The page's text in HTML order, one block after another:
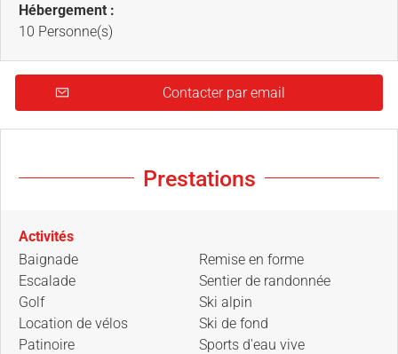
Hébergement :
10 Personne(s)
Contacter par email
Prestations
Activités
Baignade
Escalade
Golf
Location de vélos
Patinoire
Remise en forme
Sentier de randonnée
Ski alpin
Ski de fond
Sports d'eau vive